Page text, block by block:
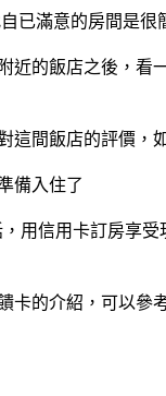
自已滿意的房間是很
近的飯店之後，看
這間飯店的評價，
備入住了
用信用卡訂房享
卡的介紹，可以參